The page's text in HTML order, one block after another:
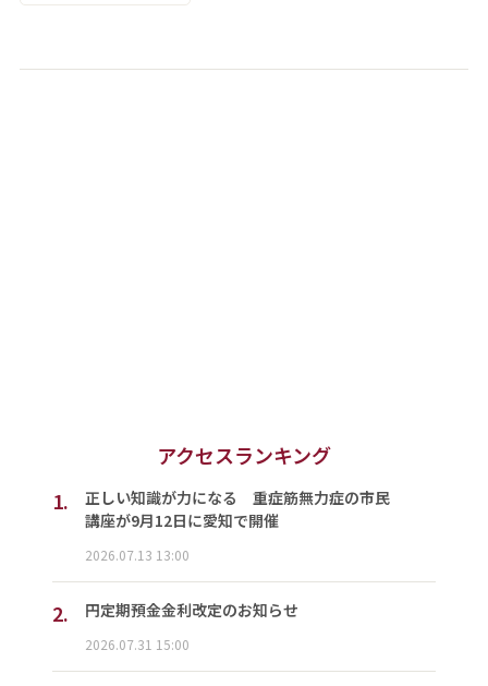
アクセスランキング
1.
正しい知識が力になる 重症筋無力症の市民
講座が9月12日に愛知で開催
2026.07.13 13:00
2. 円定期預金金利改定のお知らせ
2026.07.31 15:00